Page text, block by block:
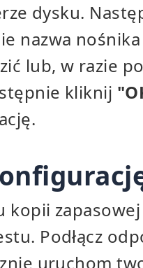
dysku.
nazwa
lub, w razie
kliknij
zapasowej
Podłącz
uruchom